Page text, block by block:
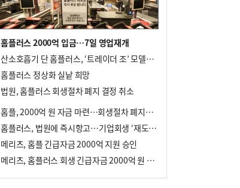
홈플러스 2000억 입금…7일 영업재개
산소호흡기 단 홈플러스, ‘트레이더 조’ 모델로 살아날까
홈플러스 정상화 실낱 희망
법원, 홈플러스 회생절차 폐지 결정 취소
홈플, 2000억 원 자금 마련…회생절차 폐지에 즉시항고(종합)
홈플러스, 법원에 즉시항고…기업회생 ‘재도전’
메리츠, 홈플 긴급자금 2000억 지원 승인
메리츠, 홈플러스 회생 긴급자금 2000억 원 지원 승인